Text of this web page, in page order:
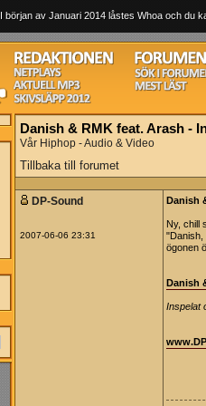
I början av Januari 2014 låstes Whoa och du
Danish & RMK feat. Arash -
Vår Hiphop - Audio & Video
Tillbaka till forumet
DP-Sound
2007-06-06 23:31
Danish
Ny, chill
"Danish,
ögonen
Danish
Inspelat